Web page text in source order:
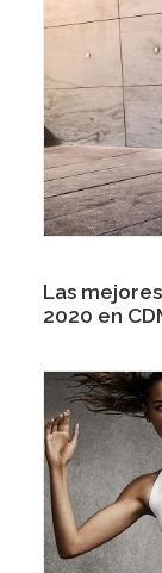
Las
2020 en